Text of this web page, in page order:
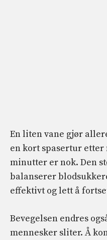
En liten vane gjør
en kort spasertur
minutter er nok. Den
balanserer
effektivt og lett å
Bevegelsen endres
mennesker sliter. Å